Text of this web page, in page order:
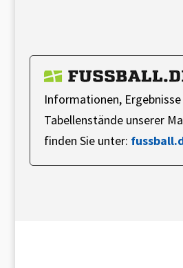
Informationen, Ergebnisse
Tabellenstände unserer
finden Sie unter: